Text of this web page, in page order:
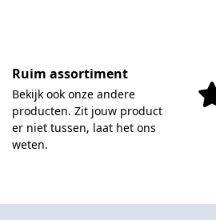
Ruim assortiment
Bekijk ook onze andere
producten. Zit jouw product
er niet tussen, laat het ons
weten.